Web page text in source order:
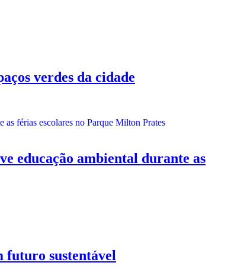
verdes da cidade
educação ambiental durante as
sustentável